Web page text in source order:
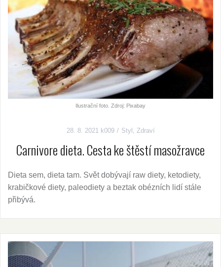
Ilustrační foto. Zdroj: Pixabay
28. 8. 2021 k009 Styl Zdraví
Carnivore dieta. Cesta ke štěstí masožravce
Dieta sem, dieta tam. Svět dobývají raw diety, ketodiety,
krabičkové diety, paleodiety a beztak obézních lidí stále
přibývá.